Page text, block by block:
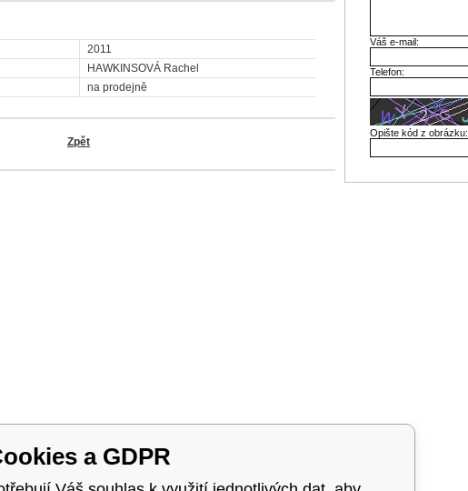
2011
HAWKINSOVÁ Rachel
na prodejně
Zpět
Váš e-mail:
Telefon:
Opište kód z obrázku:
a GDPR